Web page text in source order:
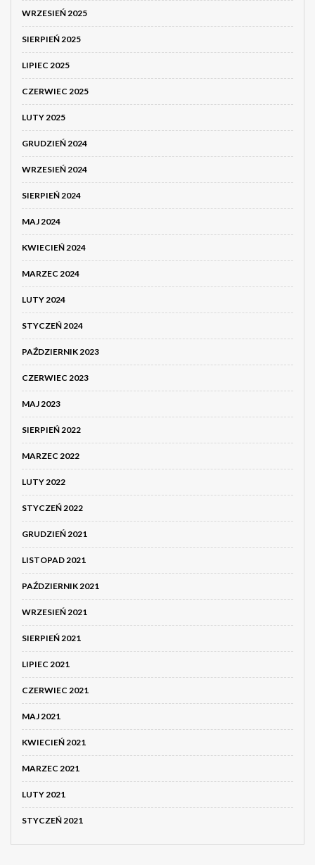
WRZESIEŃ 2025
SIERPIEŃ 2025
LIPIEC 2025
CZERWIEC 2025
LUTY 2025
GRUDZIEŃ 2024
WRZESIEŃ 2024
SIERPIEŃ 2024
MAJ 2024
KWIECIEŃ 2024
MARZEC 2024
LUTY 2024
STYCZEŃ 2024
PAŹDZIERNIK 2023
CZERWIEC 2023
MAJ 2023
SIERPIEŃ 2022
MARZEC 2022
LUTY 2022
STYCZEŃ 2022
GRUDZIEŃ 2021
LISTOPAD 2021
PAŹDZIERNIK 2021
WRZESIEŃ 2021
SIERPIEŃ 2021
LIPIEC 2021
CZERWIEC 2021
MAJ 2021
KWIECIEŃ 2021
MARZEC 2021
LUTY 2021
STYCZEŃ 2021